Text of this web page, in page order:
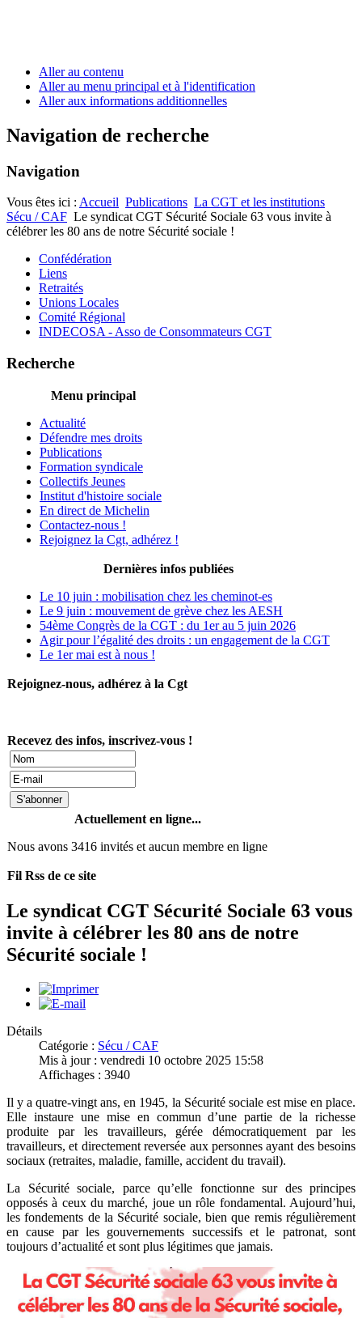
Aller au contenu
Aller au menu principal et à l'identification
Aller aux informations additionnelles
Navigation de recherche
Navigation
Vous êtes ici : Accueil Publications La CGT et les institutions
Sécu / CAF Le syndicat CGT Sécurité Sociale 63 vous invite à
célébrer les 80 ans de notre Sécurité sociale !
Confédération
Liens
Retraités
Unions Locales
Comité Régional
INDECOSA - Asso de Consommateurs CGT
Recherche
Menu principal
Actualité
Défendre mes droits
Publications
Formation syndicale
Collectifs Jeunes
Institut d'histoire sociale
En direct de Michelin
Contactez-nous !
Rejoignez la Cgt, adhérez !
Dernières infos publiées
Le 10 juin : mobilisation chez les cheminot-es
Le 9 juin : mouvement de grève chez les AESH
54ème Congrès de la CGT : du 1er au 5 juin 2026
Agir pour l’égalité des droits : un engagement de la CGT
Le 1er mai est à nous !
Rejoignez-nous, adhérez à la Cgt
Recevez des infos, inscrivez-vous !
Actuellement en ligne...
Nous avons 3416 invités et aucun membre en ligne
Fil Rss de ce site
Le syndicat CGT Sécurité Sociale 63 vous
invite à célébrer les 80 ans de notre
Sécurité sociale !
Détails
Catégorie : Sécu / CAF
Mis à jour : vendredi 10 octobre 2025 15:58
Affichages : 3940
Il y a quatre-vingt ans, en 1945, la Sécurité sociale est mise en place.
Elle instaure une mise en commun d’une partie de la richesse
produite par les travailleurs, gérée démocratiquement par les
travailleurs, et directement reversée aux personnes ayant des besoins
sociaux (retraites, maladie, famille, accident du travail).
La Sécurité sociale, parce qu’elle fonctionne sur des principes
opposés à ceux du marché, joue un rôle fondamental. Aujourd’hui,
les fondements de la Sécurité sociale, bien que remis régulièrement
en cause par les gouvernements successifs et le patronat, sont
toujours d’actualité et sont plus légitimes que jamais.